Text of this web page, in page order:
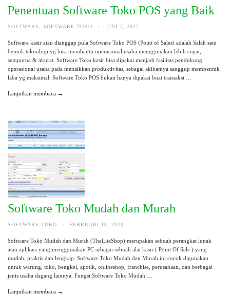
Penentuan Software Toko POS yang Baik
SOFTWARE, SOFTWARE TOKO · JUNI 7, 2022
Software kasir atau dianggap pula Software Toko POS (Point of Sales) adalah Salah satu
bentuk teknologi yg bisa membantu operasional usaha menggunakan lebih cepat,
sempurna & akurat. Software Toko kasir bisa dipakai menjadi fasilitas pendukung
operasional usaha pada menaikkan produktivitas, sebagai akibatnya sanggup membentuk
laba yg maksimal. Software Toko POS bukan hanya dipakai buat transaksi …
Lanjutkan membaca →
Software Toko Mudah dan Murah
SOFTWARE TOKO · FEBRUARI 18, 2020
Software Toko Mudah dan Murah (TheLiteShop) merupakan sebuah perangkat lunak
atau aplikasi yang menggunakan PC sebagai sebuah alat kasir ( Point Of Sale ) yang
mudah, praktis dan lengkap. Software Toko Mudah dan Murah ini cocok digunakan
untuk warung, toko, bengkel, apotik, onlineshop, franchise, perusahaan, dan berbagai
jenis usaha dagang lainnya. Fungsi Software Toko Mudah …
Lanjutkan membaca →